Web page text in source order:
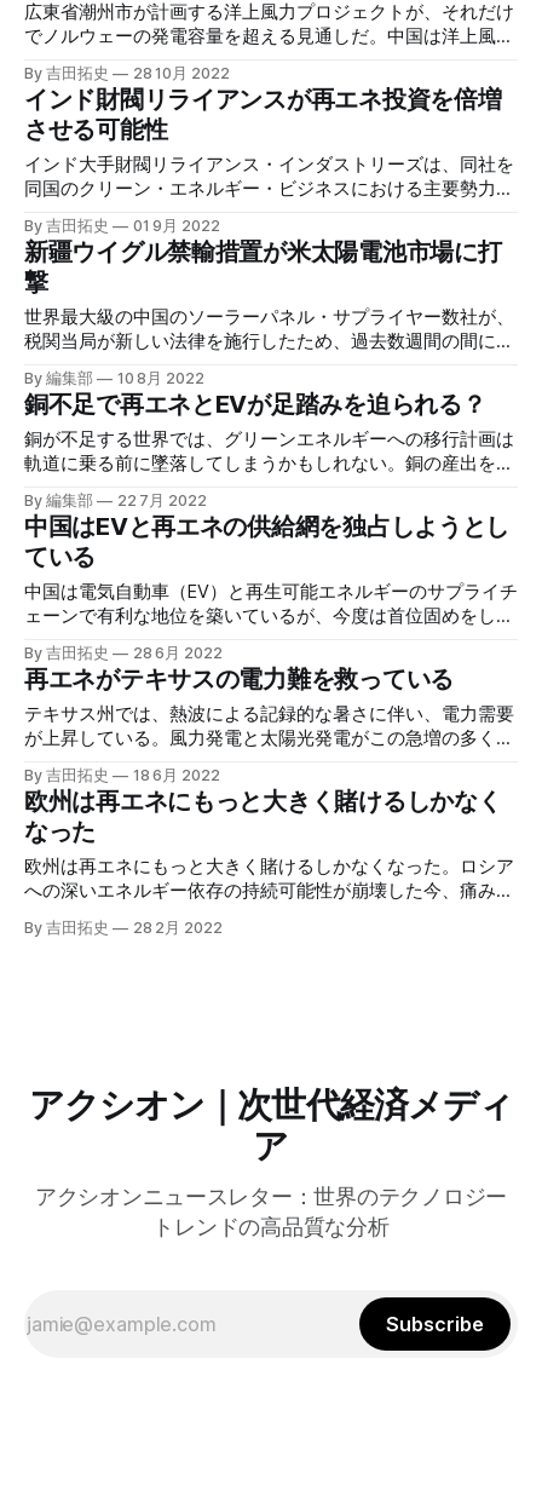
広東省潮州市が計画する洋上風力プロジェクトが、それだけ
でノルウェーの発電容量を超える見通しだ。中国は洋上風力
発電市場で他国を圧倒的に引き離しているが、投資は長期的
に続きそうであり、その傾向は今後より強まる可能性があ
る。
By 吉田拓史 28 10月 2022
インド財閥リライアンスが再エネ投資を倍増
させる可能性
インド大手財閥リライアンス・インダストリーズは、同社を
同国のクリーン・エネルギー・ビジネスにおける主要勢力に
位置づけようとしている。現在の計画が達成されれば、再エ
ネ設備製造への投資を倍増することを検討する予定だ。
By 吉田拓史 01 9月 2022
新疆ウイグル禁輸措置が米太陽電池市場に打
撃
世界最大級の中国のソーラーパネル・サプライヤー数社が、
税関当局が新しい法律を施行したため、過去数週間の間に米
国への出荷を差し止められたり、送り返されたりしている。
By 編集部 10 8月 2022
銅不足で再エネとEVが足踏みを迫られる？
銅が不足する世界では、グリーンエネルギーへの移行計画は
軌道に乗る前に墜落してしまうかもしれない。銅の産出を増
やすことは難しいため、さらなるイノベーションが求められ
ることになった。
By 編集部 22 7月 2022
中国はEVと再エネの供給網を独占しようとし
ている
中国は電気自動車（EV）と再生可能エネルギーのサプライチ
ェーンで有利な地位を築いているが、今度は首位固めをしよ
うとしているように見える。政府の首尾一貫した支援に基づ
いて民間企業は資金調達を行い、積極的な投資を行ってい
る。
By 吉田拓史 28 6月 2022
再エネがテキサスの電力難を救っている
テキサス州では、熱波による記録的な暑さに伴い、電力需要
が上昇している。風力発電と太陽光発電がこの急増の多くを
カバーしている。再エネには電力供給のアジリティを担保す
る側面がある。
By 吉田拓史 18 6月 2022
欧州は再エネにもっと大きく賭けるしかなく
なった
欧州は再エネにもっと大きく賭けるしかなくなった。ロシア
への深いエネルギー依存の持続可能性が崩壊した今、痛みを
伴う戦略の転換が求められている。次の冬までに欧州はどれ
だけ早く動けるかが重要だ。
By 吉田拓史 28 2月 2022
アクシオン｜次世代経済メディ
ア
アクシオンニュースレター：世界のテクノロジー
トレンドの高品質な分析
Subscribe